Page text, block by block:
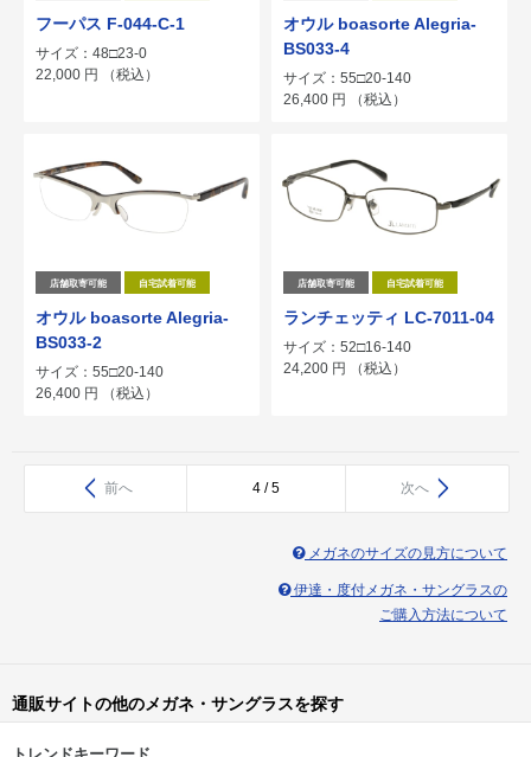
フーパス F-044-C-1
サイズ：48□23-0
22,000 円 （税込）
オウル boasorte Alegria-
BS033-4
サイズ：55□20-140
26,400 円 （税込）
店舗取寄可能 自宅試着可能
オウル boasorte Alegria-
BS033-2
サイズ：55□20-140
26,400 円 （税込）
店舗取寄可能 自宅試着可能
ランチェッティ LC-7011-04
サイズ：52□16-140
24,200 円 （税込）
前へ 4 / 5 次へ
メガネのサイズの見方について
伊達・度付メガネ・サングラスの
ご購入方法について
通販サイトの他のメガネ・サングラスを探す